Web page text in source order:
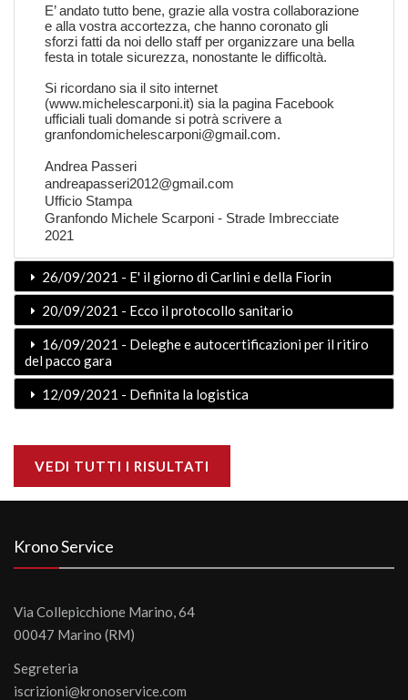
E’ andato tutto bene, grazie alla vostra collaborazione
e alla vostra accortezza, che hanno coronato gli
sforzi fatti da noi dello staff per organizzare una bella
festa in totale sicurezza, nonostante le difficoltà.
Si ricordano sia il sito internet
(www.michelescarponi.it) sia la pagina Facebook
ufficiali tuali domande si potrà scrivere a
granfondomichelescarponi@gmail.com.
Andrea Passeri
andreapasseri2012@gmail.com
Ufficio Stampa
Granfondo Michele Scarponi - Strade Imbrecciate
2021
26/09/2021 - E' il giorno di Carlini e della Fiorin
20/09/2021 - Ecco il protocollo sanitario
16/09/2021 - Deleghe e autocertificazioni per il ritiro
del pacco gara
12/09/2021 - Definita la logistica
VEDI TUTTI I RISULTATI
Krono Service
Via Collepicchione Marino, 64
00047 Marino (RM)
Segreteria
iscrizioni@kronoservice.com